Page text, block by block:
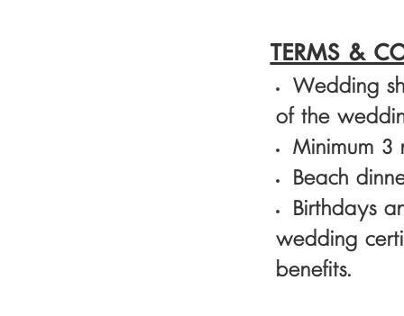
TERMS &
Wedding
of the
Minimum
Beach
Birthdays
wedding
benefits.